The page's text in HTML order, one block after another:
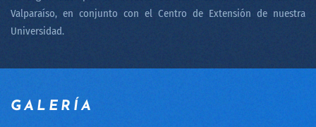
Valparaíso, en conjunto con el Centro de Extensión de nuestra
Universidad.
GALERÍA